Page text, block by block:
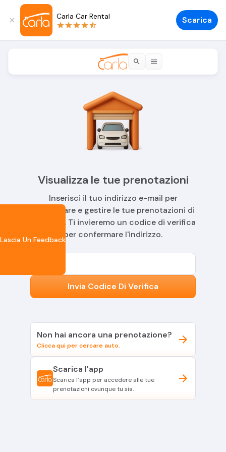
Carla Car Rental Scarica
Visualizza le tue prenotazioni
Inserisci il tuo indirizzo e-mail per
visualizzare e gestire le tue prenotazioni di
noleggio. Ti invieremo un codice di verifica
per confermare l'indirizzo.
Invia Codice Di Verifica
Non hai ancora una prenotazione?
Clicca qui per cercare auto.
Scarica l'app
Scarica l’app per accedere alle tue
prenotazioni ovunque tu sia.
Lascia Un Feedback